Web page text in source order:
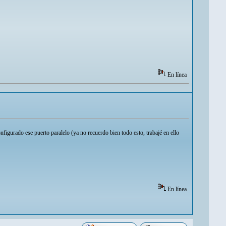
En línea
ese puerto paralelo (ya no recuerdo bien todo esto, trabajé en ello
En línea